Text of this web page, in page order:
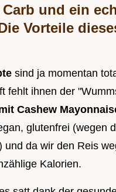
und ein
Vorteile
sind ja momentan
fehlt ihnen der
Cashew
glutenfrei (wegen
und da wir den Reis
Kalorien.